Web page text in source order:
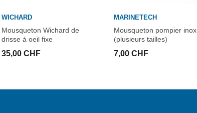
WICHARD
Mousqueton Wichard de
drisse à oeil fixe
35,00 CHF
MARINETECH
Mousqueton pompier inox
(plusieurs tailles)
7,00 CHF